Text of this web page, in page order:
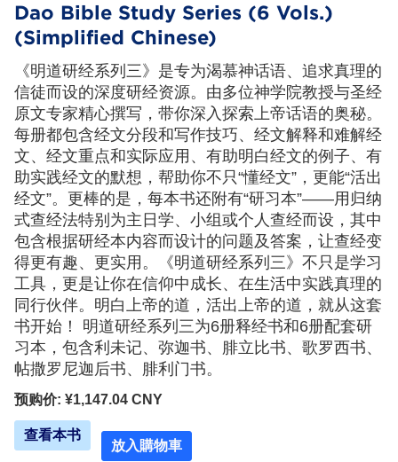
Dao Bible Study Series (6 Vols.)
(Simplified Chinese)
《明道研经系列三》是专为渴慕神话语、追求真理的
信徒而设的深度研经资源。由多位神学院教授与圣经
原文专家精心撰写，带你深入探索上帝话语的奥秘。
每册都包含经文分段和写作技巧、经文解释和难解经
文、经文重点和实际应用、有助明白经文的例子、有
助实践经文的默想，帮助你不只“懂经文”，更能“活出
经文”。更棒的是，每本书还附有“研习本”——用归纳
式查经法特别为主日学、小组或个人查经而设，其中
包含根据研经本内容而设计的问题及答案，让查经变
得更有趣、更实用。《明道研经系列三》不只是学习
工具，更是让你在信仰中成长、在生活中实践真理的
同行伙伴。明白上帝的道，活出上帝的道，就从这套
书开始！ 明道研经系列三为6册释经书和6册配套研
习本，包含利未记、弥迦书、腓立比书、歌罗西书、
帖撒罗尼迦后书、腓利门书。
预购价: ¥1,147.04 CNY
查看本书
放入購物車